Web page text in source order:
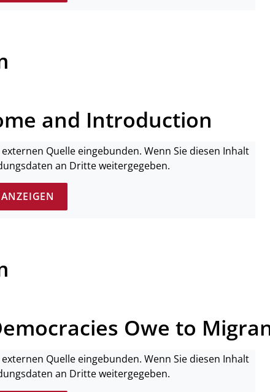
and Introduction
Quelle eingebunden. Wenn Sie diesen Inhalt
an Dritte weitergegeben.
Owe to
Quelle eingebunden. Wenn Sie diesen Inhalt
an Dritte weitergegeben.